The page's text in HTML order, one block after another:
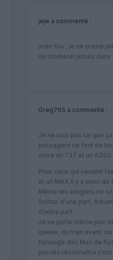
jeje a commenté :
m’en fou , je ne prend
ne monterai jamais dans
Greg765 a commenté :
Je ne vois pas ce que
passagers ne font de
entre un 737 et un A320.
Pour ceux qui veulent
et un MAX il y a plein
Même les winglets ne
Scilitar d’une part,
d’autre part.
Je ne parle même pas
queue, du train avant,
fuselage des Max de
pas les reconnaître